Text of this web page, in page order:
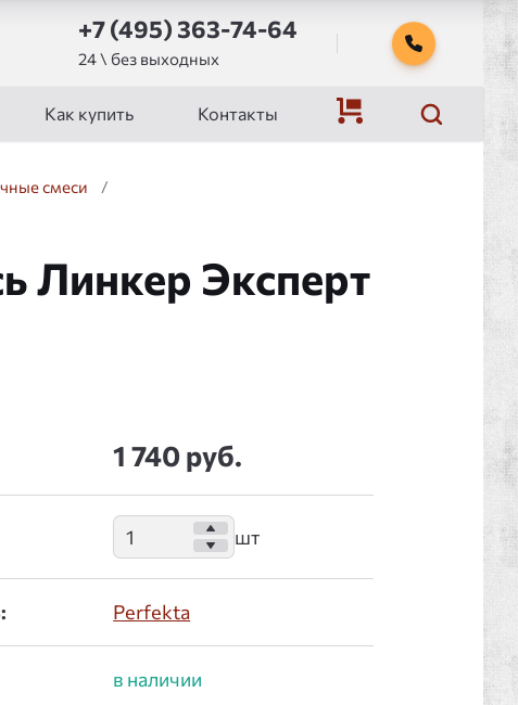
+7 (495) 363-74-64
24 \ без выходных
Как купить Контакты
смеси
/
Линкер Эксперт
1 740 руб.
Perfekta